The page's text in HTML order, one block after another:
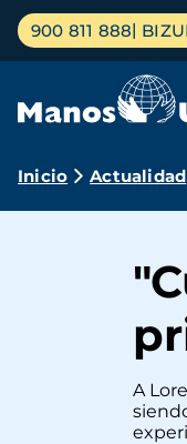
Pasar
contenido
Menú
principal
900 811 888
Ruta
Inicio Actualidad
A